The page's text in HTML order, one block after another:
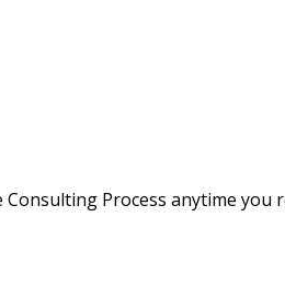
Process anytime you